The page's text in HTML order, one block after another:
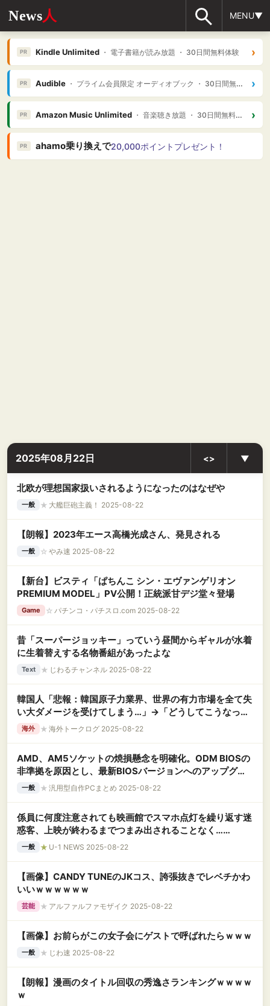
News人 MENU▼
PR Kindle Unlimited・ 電子書籍が読み放題 ・ 30日間無料体験 ›
PR Audible・ プライム会員限定 オーディオブック ・ 30日間無料体験 ›
PR Amazon Music Unlimited・ 音楽聴き放題 ・ 30日間無料体験 ›
PR ahamo乗り換えで20,000ポイントプレゼント！
2025年08月22日 <> ▼
北欧が理想国家扱いされるようになったのはなぜや
一般 ★ 大艦巨砲主義！ 2025-08-22
【朗報】2023年エース高橋光成さん、発見される
一般 ☆ やみ速 2025-08-22
【新台】ビスティ「ぱちんこ シン・エヴァンゲリオン
PREMIUM MODEL」PV公開！正統派甘デジ堂々登場
Game ☆ パチンコ・パチスロ.com 2025-08-22
昔「スーパージョッキー」っていう昼間からギャルが水着
に生着替えする名物番組があったよな
Text ★ じわるチャンネル 2025-08-22
韓国人「悲報：韓国原子力業界、世界の有力市場を全て失
い大ダメージを受けてしまう…」→「どうしてこうなっ
た…？（ﾌﾞﾙﾌﾞﾙ」＝韓国の反応
海外 ★ 海外トークログ 2025-08-22
AMD、AM5ソケットの焼損懸念を明確化。ODM BIOSの
非準拠を原因とし、最新BIOSバージョンへのアップグレ
ードを推奨
一般 ★ 汎用型自作PCまとめ 2025-08-22
係員に何度注意されても映画館でスマホ点灯を繰り返す迷
惑客、上映が終わるまでつまみ出されることなく……
一般 ★ U-1 NEWS 2025-08-22
【画像】CANDY TUNEのJKコス、誇張抜きでレベチかわ
いいｗｗｗｗｗｗ
芸能 ★ アルファルファモザイク 2025-08-22
【画像】お前らがこの女子会にゲストで呼ばれたらｗｗｗ
一般 ★ じわ速 2025-08-22
【朗報】漫画のタイトル回収の秀逸さランキングｗｗｗｗ
ｗ